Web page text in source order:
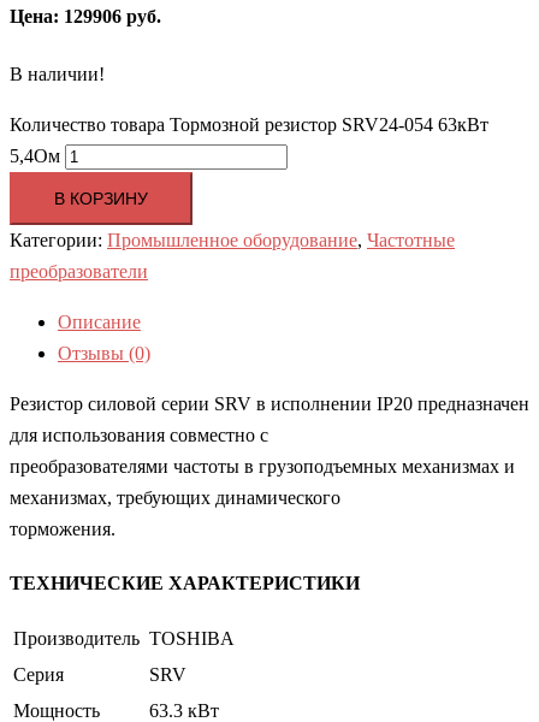
Цена: 129906 руб.
В наличии!
Количество товара Тормозной резистор SRV24-054 63кВт
5,4Ом
В КОРЗИНУ
Категории: Промышленное оборудование, Частотные
преобразователи
Описание
Отзывы (0)
Резистор силовой серии SRV в исполнении IP20 предназначен
для использования совместно с
преобразователями частоты в грузоподъемных механизмах и
механизмах, требующих динамического
торможения.
ТЕХНИЧЕСКИЕ ХАРАКТЕРИСТИКИ
Производитель TOSHIBA
Серия
SRV
Мощность
63.3 кВт